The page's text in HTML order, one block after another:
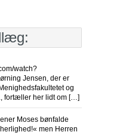
watch?
Jensen, der er
og
fortæller her lidt om […]
Moses bønfalde
men Herren